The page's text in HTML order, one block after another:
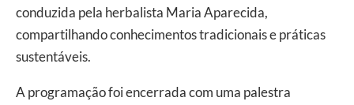
conduzida pela herbalista Maria Aparecida,
compartilhando conhecimentos tradicionais e práticas
sustentáveis.
A programação foi encerrada com uma palestra